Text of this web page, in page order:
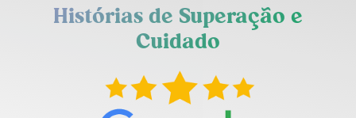
Histórias de Superação e
Cuidado